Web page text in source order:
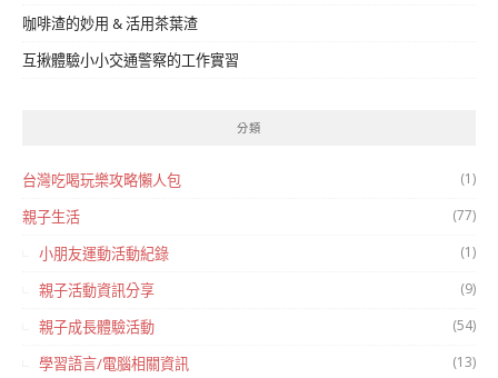
咖啡渣的妙用 & 活用茶葉渣
互揪體驗小小交通警察的工作實習
分類
台灣吃喝玩樂攻略懶人包 (1)
親子生活 (77)
小朋友運動活動紀錄 (1)
親子活動資訊分享 (9)
親子成長體驗活動 (54)
學習語言/電腦相關資訊 (13)